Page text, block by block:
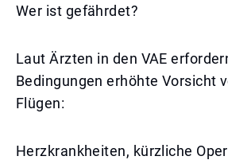
Wer ist gefährdet?
Laut Ärzten in den VAE
Bedingungen erhöhte Vorsicht
Flügen:
Herzkrankheiten, kürzliche